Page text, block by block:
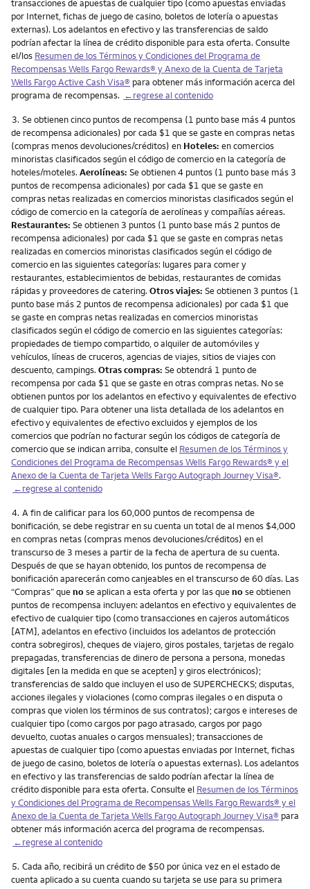
transacciones de apuestas de cualquier tipo (como apuestas enviadas
por Internet, fichas de juego de casino, boletos de lotería o apuestas
externas). Los adelantos en efectivo y las transferencias de saldo
podrían afectar la línea de crédito disponible para esta oferta. Consulte
el/los Resumen de los Términos y Condiciones del Programa de
RecompensasWells Fargo Rewards® y Anexo de la Cuenta de Tarjeta
Wells Fargo Active Cash Visa® para obtener más información acerca del
programa de recompensas. ←regrese al contenido
Nota
3. Se obtienen cinco puntos de recompensa (1 punto base más 4 puntos
de recompensa adicionales) por cada $1 que se gaste en compras netas
(compras menos devoluciones/créditos) en Hoteles: en comercios
minoristas clasificados según el código de comercio en la categoría de
hoteles/moteles. Aerolíneas: Se obtienen 4 puntos (1 punto base más 3
puntos de recompensa adicionales) por cada $1 que se gaste en
compras netas realizadas en comercios minoristas clasificados según el
código de comercio en la categoría de aerolíneas y compañías aéreas.
Restaurantes: Se obtienen 3 puntos (1 punto base más 2 puntos de
recompensa adicionales) por cada $1 que se gaste en compras netas
realizadas en comercios minoristas clasificados según el código de
comercio en las siguientes categorías: lugares para comer y
restaurantes, establecimientos de bebidas, restaurantes de comidas
rápidas y proveedores de catering. Otros viajes: Se obtienen 3 puntos (1
punto base más 2 puntos de recompensa adicionales) por cada $1 que
se gaste en compras netas realizadas en comercios minoristas
clasificados según el código de comercio en las siguientes categorías:
propiedades de tiempo compartido, o alquiler de automóviles y
vehículos, líneas de cruceros, agencias de viajes, sitios de viajes con
descuento, campings. Otras compras: Se obtendrá 1 punto de
recompensa por cada $1 que se gaste en otras compras netas. No se
obtienen puntos por los adelantos en efectivo y equivalentes de efectivo
de cualquier tipo. Para obtener una lista detallada de los adelantos en
efectivo y equivalentes de efectivo excluidos y ejemplos de los
comercios que podrían no facturar según los códigos de categoría de
comercio que se indican arriba, consulte el Resumen de los Términos y
Condiciones del Programa de Recompensas Wells Fargo Rewards® y el
Anexo de la Cuenta de Tarjeta Wells Fargo Autograph Journey Visa®.
←regrese al contenido
Nota
4. A fin de calificar para los 60,000 puntos de recompensa de
bonificación, se debe registrar en su cuenta un total de al menos $4,000
en compras netas (compras menos devoluciones/créditos) en el
transcurso de 3 meses a partir de la fecha de apertura de su cuenta.
Después de que se hayan obtenido, los puntos de recompensa de
bonificación aparecerán como canjeables en el transcurso de 60 días. Las
“Compras” quenose aplican a esta oferta y por las quenose obtienen
puntos de recompensa incluyen: adelantos en efectivo y equivalentes de
efectivo de cualquier tipo (como transacciones en cajeros automáticos
[ATM], adelantos en efectivo (incluidos los adelantos de protección
contra sobregiros), cheques de viajero, giros postales, tarjetas de regalo
prepagadas, transferencias de dinero de persona a persona, monedas
digitales [en la medida en que se acepten] y giros electrónicos);
transferencias de saldo que incluyen el uso de SUPERCHECKS; disputas,
acciones ilegales y violaciones (como compras ilegales o en disputa o
compras que violen los términos de sus contratos); cargos e intereses de
cualquier tipo (como cargos por pago atrasado, cargos por pago
devuelto, cuotas anuales o cargos mensuales); transacciones de
apuestas de cualquier tipo (como apuestas enviadas por Internet, fichas
de juego de casino, boletos de lotería o apuestas externas). Los adelantos
en efectivo y las transferencias de saldo podrían afectar la línea de
crédito disponible para esta oferta. Consulte el Resumen de los Términos
y Condiciones del Programa de Recompensas Wells Fargo Rewards® y el
Anexo de la Cuenta de Tarjeta Wells Fargo Autograph Journey Visa® para
obtener más información acerca del programa de recompensas.
←regrese al contenido
Nota
5. Cada año, recibirá un crédito de $50 por única vez en el estado de
cuenta aplicado a su cuenta cuando su tarjeta se use para su primera